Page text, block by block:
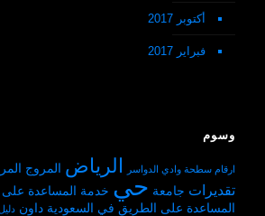
أكتوبر 2017
فبراير 2017
وسوم
ارقام سطحة وادي الدواسر الرياض المروج
تقديرات جامعة حي خدمة المساعدة
المساعدة على الطريق في السعودية داون